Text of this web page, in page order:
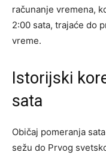
računanje vremena,
2:00 sata, trajaće do
vreme.
Istorijski
sata
Običaj pomeranja
sežu do Prvog